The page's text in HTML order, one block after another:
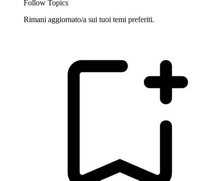
Follow Topics
Rimani aggiornato/a sui tuoi temi preferiti.